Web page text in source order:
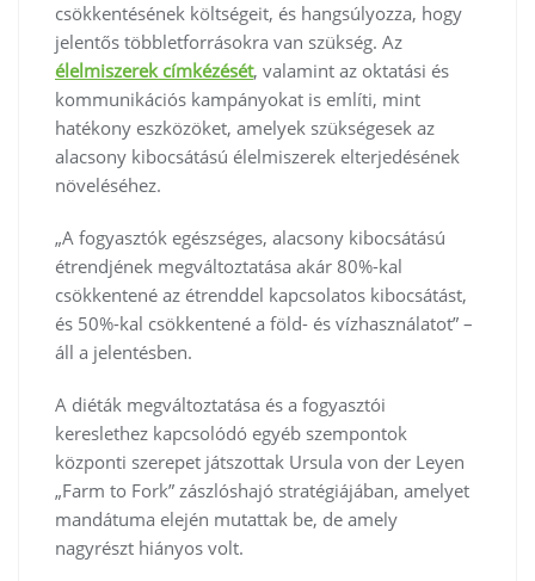
csökkentésének költségeit, és hangsúlyozza, hogy
jelentős többletforrásokra van szükség. Az
élelmiszerek címkézését, valamint az oktatási és
kommunikációs kampányokat is említi, mint
hatékony eszközöket, amelyek szükségesek az
alacsony kibocsátású élelmiszerek elterjedésének
növeléséhez.
„A fogyasztók egészséges, alacsony kibocsátású
étrendjének megváltoztatása akár 80%-kal
csökkentené az étrenddel kapcsolatos kibocsátást,
és 50%-kal csökkentené a föld- és vízhasználatot” –
áll a jelentésben.
A diéták megváltoztatása és a fogyasztói
kereslethez kapcsolódó egyéb szempontok
központi szerepet játszottak Ursula von der Leyen
„Farm to Fork” zászlóshajó stratégiájában, amelyet
mandátuma elején mutattak be, de amely
nagyrészt hiányos volt.